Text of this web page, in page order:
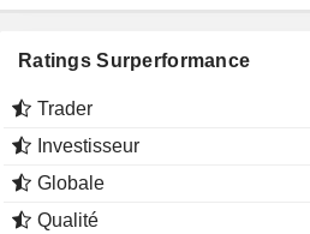
Ratings Surperformance
Trader
Investisseur
Globale
Qualité